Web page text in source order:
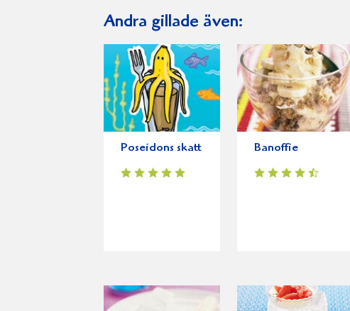
Andra gillade även:
Poseidons skatt Banoffie